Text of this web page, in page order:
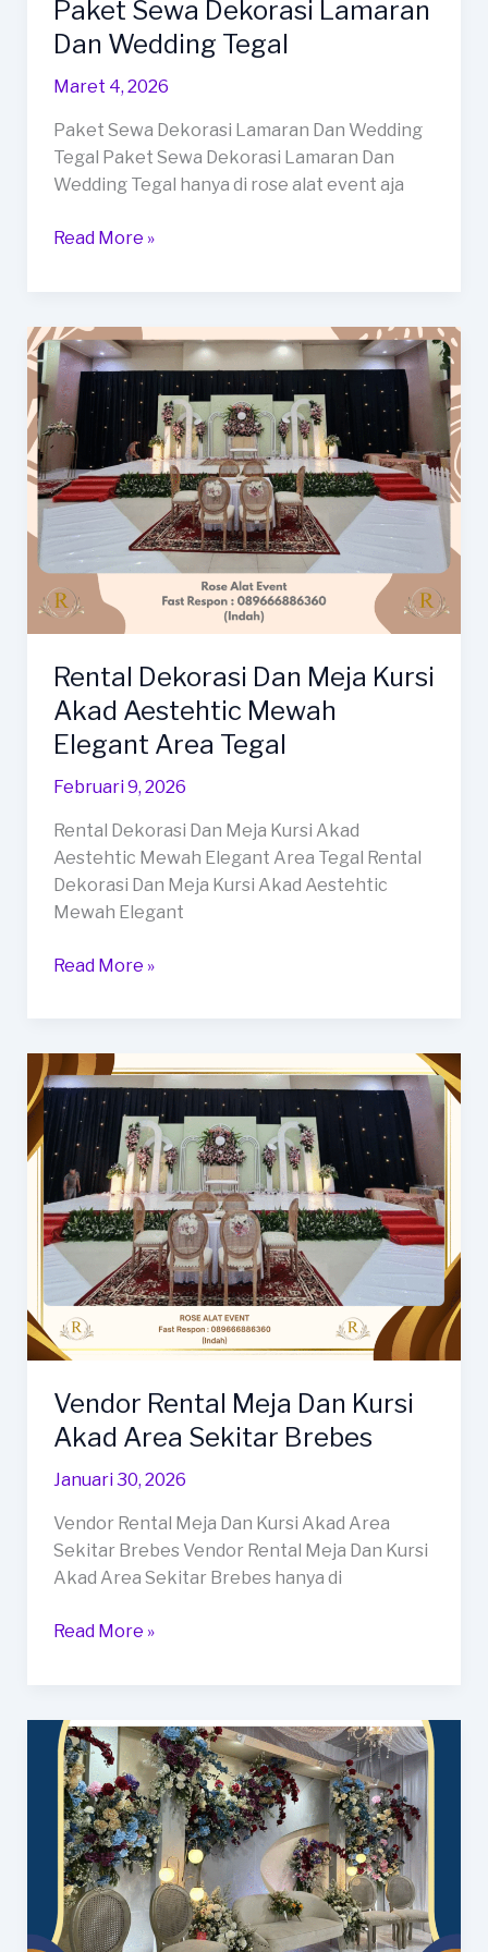
Paket Sewa Dekorasi Lamaran
Dan Wedding Tegal
Maret 4, 2026
Paket Sewa Dekorasi Lamaran Dan Wedding
Tegal Paket Sewa Dekorasi Lamaran Dan
Wedding Tegal hanya di rose alat event aja
Paket
Dan
Wedding
Tegal
Read More »
Rental Dekorasi Dan Meja Kursi
Akad Aestehtic Mewah
Elegant Area Tegal
Februari 9, 2026
Rental Dekorasi Dan Meja Kursi Akad
Aestehtic Mewah Elegant Area Tegal Rental
Dekorasi Dan Meja Kursi Akad Aestehtic
Mewah Elegant
Rental
Kursi
Akad
Aestehtic
Mewah
Elegant
Area
Tegal
Read More »
Vendor Rental Meja Dan Kursi
Akad Area Sekitar Brebes
Januari 30, 2026
Vendor Rental Meja Dan Kursi Akad Area
Sekitar Brebes Vendor Rental Meja Dan Kursi
Akad Area Sekitar Brebes hanya di
Vendor
Kursi
Akad
Area
Sekitar
Brebes
Read More »